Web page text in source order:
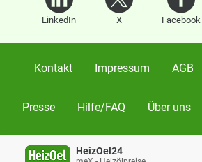
LinkedIn X Facebook
Kontakt Impressum AGB
Presse Hilfe/FAQ Über uns
Karriere
HeizOel24